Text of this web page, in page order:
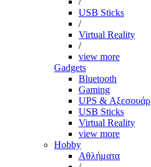
USB Sticks
/
Virtual Reality
/
view more
Gadgets
Bluetooth
Gaming
UPS & Αξεσουάρ
USB Sticks
Virtual Reality
view more
Hobby
Αθλήματα